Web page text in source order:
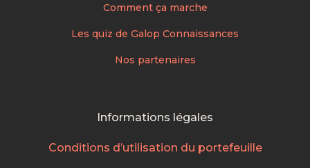
Comment ça marche
Les quiz de Galop Connaissances
Nos partenaires
Informations légales
Conditions d’utilisation du portefeuille